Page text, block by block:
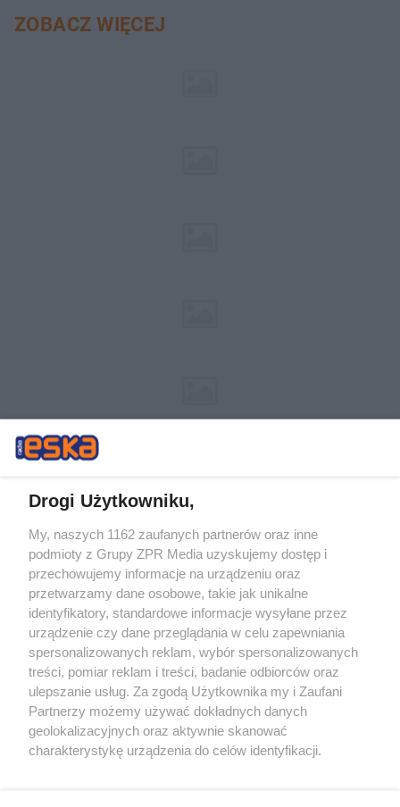
ZOBACZ WIĘCEJ
Żaden utwór zamieszczony w serwisie nie może być powielany i
rozpowszechniany lub dalej rozpowszechniany w jakikolwiek sposób (w
tym także elektroniczny lub mechaniczny) na jakimkolwiek polu
eksploatacji w jakiejkolwiek formie, włącznie z umieszczaniem w
Internecie bez pisemnej zgody właściciela praw. Jakiekolwiek użycie lub
wykorzystanie utworów w całości lub w części z naruszeniem prawa,
tzn. bez właściwej zgody, jest zabronione pod groźbą kary i może być
ścigane prawnie.
Drogi Użytkowniku,
My, naszych 1162 zaufanych partnerów oraz inne
podmioty z Grupy ZPR Media uzyskujemy dostęp i
przechowujemy informacje na urządzeniu oraz
przetwarzamy dane osobowe, takie jak unikalne
identyfikatory, standardowe informacje wysyłane przez
urządzenie czy dane przeglądania w celu zapewniania
spersonalizowanych reklam, wybór spersonalizowanych
treści, pomiar reklam i treści, badanie odbiorców oraz
ulepszanie usług. Za zgodą Użytkownika my i Zaufani
Partnerzy możemy używać dokładnych danych
geolokalizacyjnych oraz aktywnie skanować
charakterystykę urządzenia do celów identyfikacji.